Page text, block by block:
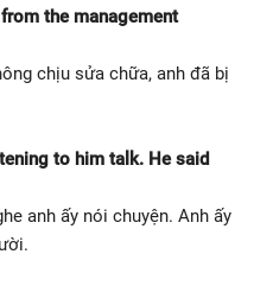
the management
chịu sửa chữa, anh đã bị
to him talk. He said
anh ấy nói chuyện. Anh ấy